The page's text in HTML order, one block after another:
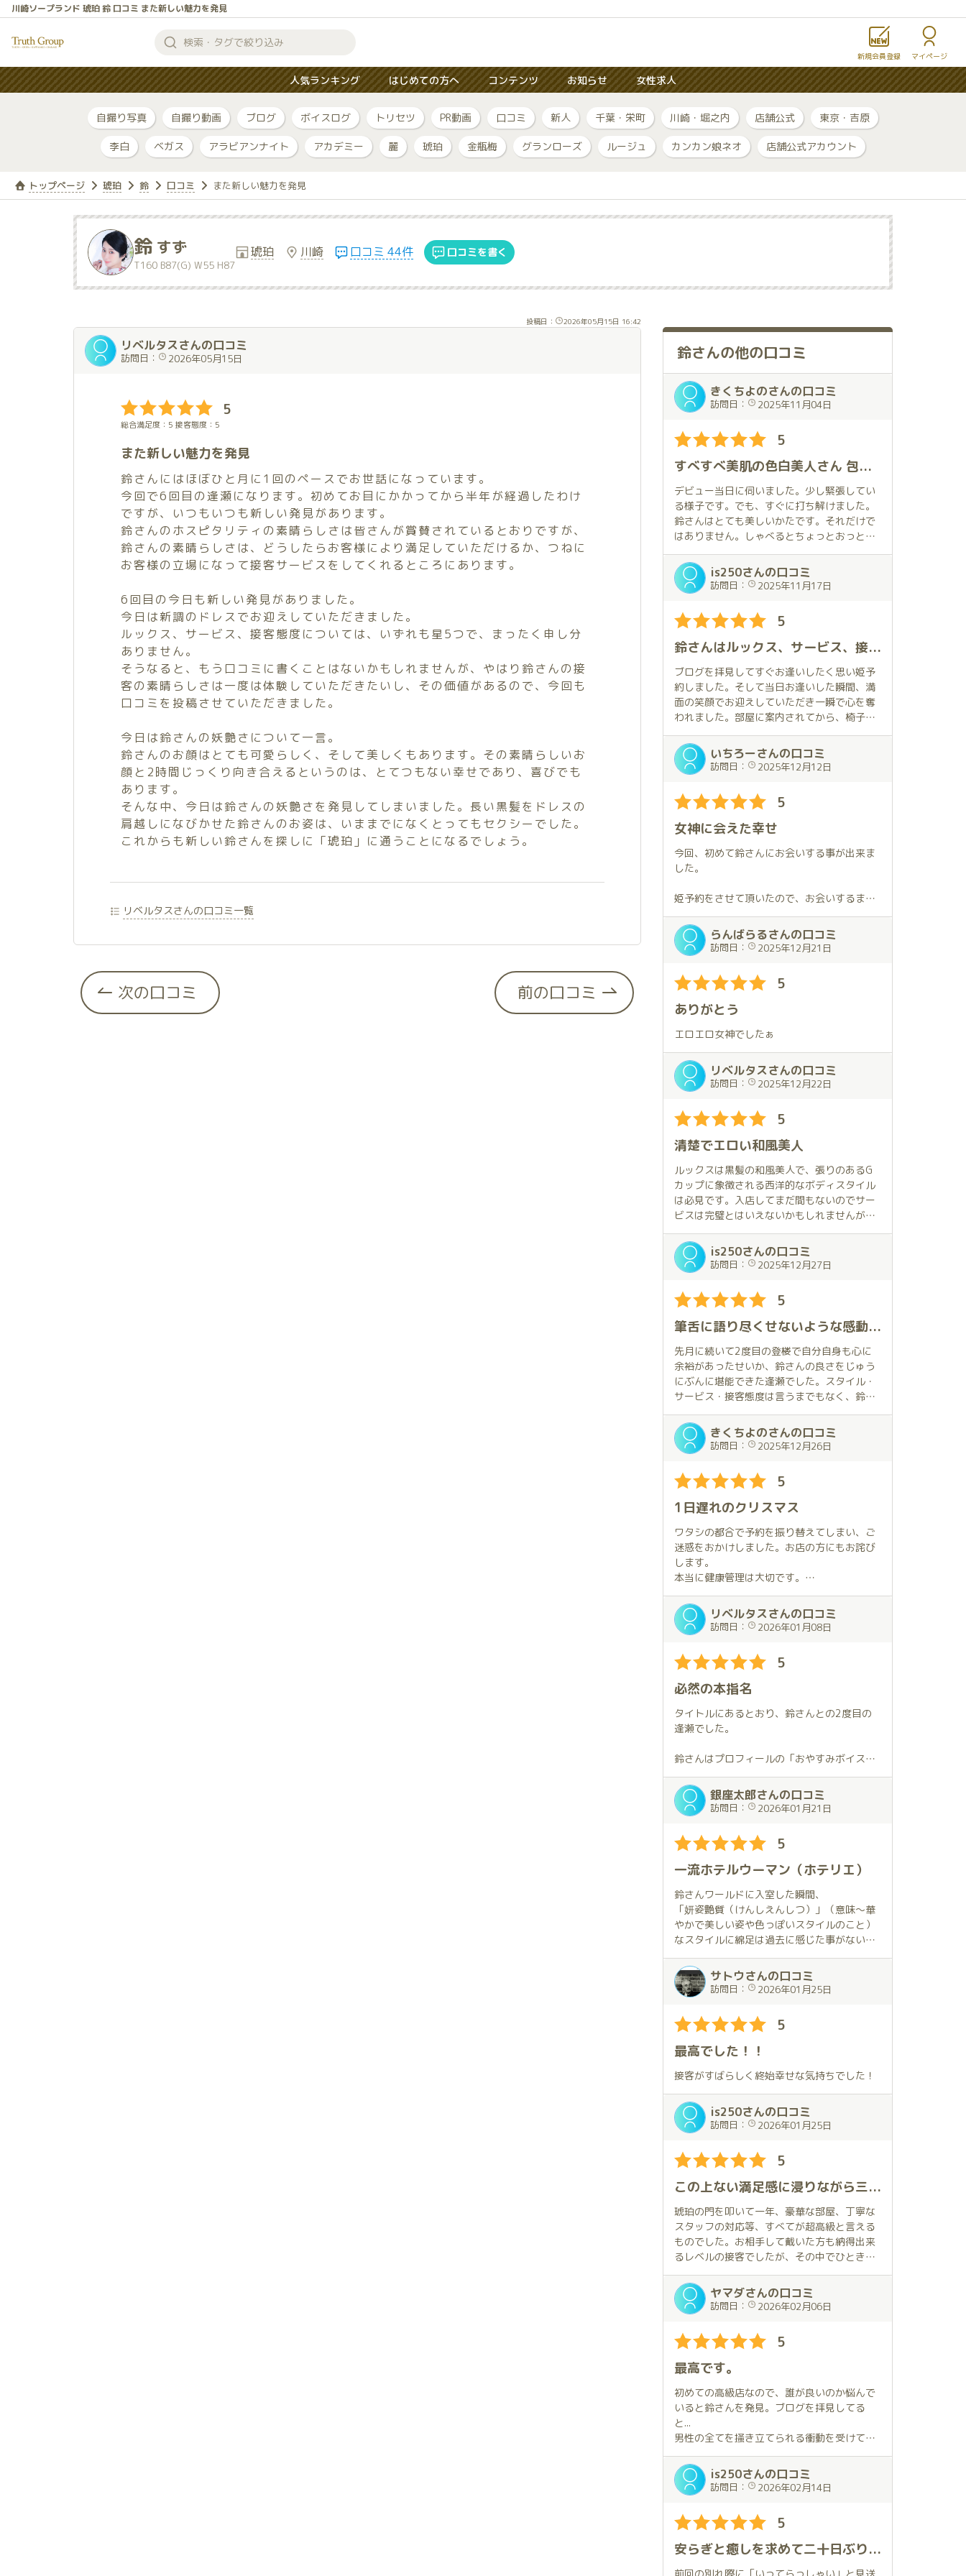
川崎ソープランド 琥珀 鈴 口コミ また新しい魅力を発見
索
す
る
新規会員登録 マイページ
人気ランキング はじめての方へ コンテンツ お知らせ 女性求人
自撮り写真 自撮り動画 ブログ ボイスログ トリセツ PR動画 口コミ 新人 千葉・栄町 川崎・堀之内 店舗公式 東京・吉原
李白 ベガス アラビアンナイト アカデミー 麗 琥珀 金瓶梅 グランローズ ルージュ カンカン娘ネオ 店舗公式アカウント
トップページ 琥珀 鈴 口コミ また新しい魅力を発見
鈴 すず
T160 B87(G) W55 H87
琥珀 川崎 口コミ 44件 口コミを書く
投稿日： 2026年05月15日 16:42
リベルタスさんの口コミ
訪問日： 2026年05月15日
5
総合満足度：5 接客態度：5
また新しい魅力を発見
鈴さんにはほぼひと月に1回のペースでお世話になっています。
今回で6回目の逢瀬になります。初めてお目にかかってから半年が経過したわけ
ですが、いつもいつも新しい発見があります。
鈴さんのホスピタリティの素晴らしさは皆さんが賞賛されているとおりですが、
鈴さんの素晴らしさは、どうしたらお客様により満足していただけるか、つねに
お客様の立場になって接客サービスをしてくれるところにあります。
6回目の今日も新しい発見がありました。
今日は新調のドレスでお迎えしていただきました。
ルックス、サービス、接客態度については、いずれも星5つで、まったく申し分
ありません。
そうなると、もう口コミに書くことはないかもしれませんが、やはり鈴さんの接
客の素晴らしさは一度は体験していただきたいし、その価値があるので、今回も
口コミを投稿させていただきました。
今日は鈴さんの妖艶さについて一言。
鈴さんのお顔はとても可愛らしく、そして美しくもあります。その素晴らしいお
顔と2時間じっくり向き合えるというのは、とてつもない幸せであり、喜びでも
あります。
そんな中、今日は鈴さんの妖艶さを発見してしまいました。長い黒髪をドレスの
肩越しになびかせた鈴さんのお姿は、いままでになくとってもセクシーでした。
これからも新しい鈴さんを探しに「琥珀」に通うことになるでしょう。
リベルタスさんの口コミ一覧
次の口コミ 前の口コミ
鈴さんの他の口コミ
きくちよのさんの口コミ
訪問日： 2025年11月04日
5
すべすべ美肌の色白美人さん 包み込むような包容力があって癒されます ボディラインも美しい
デビュー当日に伺いました。少し緊張してい
る様子です。でも、すぐに打ち解けました。
鈴さんはとても美しいかたです。それだけで
はありません。しゃべるとちょっとおっとり
していて、ほんわかしてます。そのギャップ
も魅力です。
特筆すべきはそのすべすべ美肌。いつまでも
触っていたくなります。
スレンダーなボディにもかかわらず、美しい
乳房。形の良いヒップ。スタイル抜群です。
維持するために努力されていることが分かり
ます。
テクニックも素晴らしい。エッ○なところは
ちゃんとエッ○です。ずっと抱いていたくな
ります。
まだ部屋の勝手がわからず、あれこれ試して
たのはご愛嬌。きっとすぐに慣れることでし
ょう。
とっても魅力的なので、またすぐに会いに行
ってしまいそうです。
is250さんの口コミ
訪問日： 2025年11月17日
5
鈴さんはルックス、サービス、接客態度、すべてに満足できる素晴らしい女性です。清楚な物腰からは想像できないレベルのテクニックに翻弄されました。最高の出逢いに心から感謝します。
ブログを拝見してすぐお逢いしたく思い姫予
約しました。そして当日お逢いした瞬間、満
面の笑顔でお迎えしていただき一瞬で心を奪
われました。部屋に案内されてから、椅子に
こしかけた体制で服を脱がされ、鈴さんのド
レスを取ったその姿はかつて見たことがない
完璧なスタイルでした。その後のサービス、
接客態度、テクニックも素晴らしく大満足の
2時間を過ごすことが出来ました。必ずまた
お逢いしたくなる最高の女性です。
いちろーさんの口コミ
訪問日： 2025年12月12日
5
女神に会えた幸せ
今回、初めて鈴さんにお会いする事が出来ま
した。
姫予約をさせて頂いたので、お会いするまで
に何度か
遣り取りをさせて頂いたのですが、何時もほ
んとうに
文章が優しくて、人柄を感じました。
日記やグループに上がっている動画、そして
鈴さんの
声、それらを事前に拝見していたのですが、
お会い
した時の衝撃はそれらを全て上回っていまし
た。
ある程度の歳の方だとお分かりになると思い
ますが、
まさに地上に降りた最後の天使、が対面の場
所に
佇んでいたのです。
笑顔が素敵で、そして初めて耳にする鈴さん
の生声。
耳に心地よくて声だけで優しさに包まれてい
る感じに
なりました。
手を握って階段を上がりながら、私は気が付
いた事が
ありました。
お部屋に入り鈴さんからの挨拶が終わった時
にさっき
気が付いた事を鈴さんに伺いました。
それは握られた手がとても温かかったので
す。
女性の手を握らせて頂くと多分にして、冷た
さを感じる
事のほうが多いのですが、握った鈴さんの手
はほんとに
温かかったのです。
その事を聞いてみると、鈴さんから、帰って
きた答えは
手が冷たいと握った時に僕が冷たく感じて、
不快に
思ってしまうといけないので、先に手を温め
ておきましたとの答えが帰ってきました。
この答えに僕は感動しました。
気遣いがほんとに心地良かったです。
お話をしている時の鈴さんの独特な間合いや
声のトーン
す。
今までに出会った事のない空間に僕は引き込
まれていました。
これはまさに唯一無二の素敵な空間に僕はい
るのだと
話しながら思っていました。
プレイに至っては細部に至るまで気遣いが行
き届いていて心地がいいものでした。
またこの空間を体験したくて、次の予約もそ
の場で
取らせて頂きました。
唯一無二の鈴ワールド沼にどっぷりとはまっ
てしまいました。
らんばらるさんの口コミ
訪問日： 2025年12月21日
5
ありがとう
エロエロ女神でしたぁ
リベルタスさんの口コミ
訪問日： 2025年12月22日
5
清楚でエロい和風美人
ルックスは黒髪の和風美人で、張りのあるG
カップに象徴される西洋的なボディスタイル
は必見です。入店してまだ間もないのでサー
ビスは完璧とはいえないかもしれませんが、
技を習得しようという強い意欲が感じられま
す。相手の気持ちを尊重した接客態度は申し
分ありません。一瞬にして虜になってしまい
ました。お嫁さんにしてみたいような女性で
す。
そして新人ながらも十分なエロさを備えてい
ます。美しく可愛いらしいお口でイチモツを
加える姿は何とも魅惑的です。とても敏感で
感じやすいお嬢様で、部屋中に響き渡る”喘ぎ
声”は演技”ではないかと思われるかもしれま
せんが、彼女としっかり接してみれば、それ
が”本物”であることが理解されます。
is250さんの口コミ
訪問日： 2025年12月27日
5
筆舌に語り尽くせないような感動を与えてくれる鈴さんは、「百聞は一見にしかず」の存在と言える価値あるキャストであることを保証します。皆さんこの感動を是非一度体験してみては如何でしょうか！
先月に続いて2度目の登楼で自分自身も心に
余裕があったせいか、鈴さんの良さをじゅう
にぶんに堪能できた逢瀬でした。スタイル・
サービス・接客態度は言うまでもなく、鈴さ
んの醸し出す極上の優しさは特筆すべき長所
であり、この業界で稀有な存在と言えます。
自分にとってはどストライクの女性であるが
故に、これ以上を求める必要がないことも付
け加えることができます。これからも定期的
に通い続けて、鈴さんの懐の深さを体験でき
ることを楽しみにしています。
きくちよのさんの口コミ
訪問日： 2025年12月26日
5
1日遅れのクリスマス
ワタシの都合で予約を振り替えてしまい、ご
迷惑をおかけしました。お店の方にもお詫び
します。
本当に健康管理は大切です。
さて、鈴さんとの2度目の対面になります。
もともと12月の上旬とクリスマス当日にお会
いする予定でしたが、自分の不節制のため、
体調不良により、クリスマス翌日にお会いす
ることになりました。
琥珀さんでお会いするのは2回目ですが、前
の店でも仲良くさせていただいてました。た
だ、イベント日に会うことはなかったので、
するのは初めてです。ドキドキ。
可愛い格好するとの予告があったので楽しみ
にしてましたが、予告に違わず、実に可愛ら
しいサンタさんのコスチュームを見せていた
だきました。コスプレもいけるんですね。楽
しみが増えました。
可愛い笑顔、すばらしいスタイル、すべすべ
の美肌などなど魅力は相変わらずです。今回
はサンタコスを着たまま、いちゃいちゃして
もらい、興奮度も増し増しです。
今年の姫納めになりましたが、最高の体験が
できたと思います。来年の姫始めもお願いし
ちゃおうかな。
リベルタスさんの口コミ
訪問日： 2026年01月08日
5
必然の本指名
タイトルにあるとおり、鈴さんとの2度目の
逢瀬でした。
鈴さんはプロフィールの「おやすみボイス」
から受ける印象そのままの落ち着いた女性で
す。お顔もお声にマッチした和風のお嬢様で
す。ただし、ボディの方はGカップの素晴ら
しいダイナミックなスタイルです。これはち
ょっと、あのお声からは想像できないかも。
お肌も白く、すべすべしていて、こういう方
の密着サービスを受けられるのは男冥利につ
きます。テクニックは申し分ありません。
サービス精神旺盛な鈴さんは、お客様にさら
に満足していただきたいと、くぐり椅子の講
習を受けられたということで、今回は椅子の
プレイも所望しました。こちらの背後から椅
子をくぐって、鈴さんが優しく微笑みながら
お顔を見せて、椅子の下から顔を上げ、可愛
いお口でこちらのイチモツを咥える姿は、ま
さしく芸術作品といえるでしょう。
鈴さんの優れているのは男を喜ばせるテクニ
ックだけではありません。何といっても彼女
の最大の魅力は、お客様に対する優しく、温
かく、心のこもった接客態度です。これでは
誰もが彼女の虜になってしまうでしょう。
次回も鈴さんを指名してしまうのは必然なの
です！
銀座太郎さんの口コミ
訪問日： 2026年01月21日
5
一流ホテルウーマン（ホテリエ）
鈴さんワールドに入室した瞬間、
「妍姿艶質（けんしえんしつ）」（意味～華
やかで美しい姿や色っぽいスタイルのこと）
なスタイルに綿足は過去に感じた事がない心
の鼓動を感じました。
彼女のブログを見ると、特有の整った文体で
性格の優しさ、相手を思いやる心遣い、気品
のある言葉が多く散りばめられています。
さて、鈴さんの均整のとれたスタイルによる
サービスは、彼女の体が私の体に密着した時
の感じは、心の安定感が醸成され、日頃のス
トレスが一気に消える夢心地でした。
話し方は気持ちが落ち着くゆっくりとした安
定感のある可愛らしい話し方で、非常に癒さ
れます。
そして、全体の心遣いは一流ホテルの非日常
空間に絶えず浸っている感じでした。
さすが琥珀は超一流店に相応しいお店でし
た。
サトウさんの口コミ
訪問日： 2026年01月25日
5
最高でした！！
接客がすばらしく終始幸せな気持ちでした！
is250さんの口コミ
訪問日： 2026年01月25日
5
この上ない満足感に浸りながら三度目の口コミを書いています。今回もお互いの相性と鈴さんの感度の良さが相乗効果を成して、極上の癒しを体感出来ました。詳細は口コミ本編をご覧ください。
琥珀の門を叩いて一年、豪華な部屋、丁寧な
スタッフの対応等、すべてが超高級と言える
ものでした。お相手して戴いた方も納得出来
るレベルの接客でしたが、その中でひときわ
輝く特別の存在が「癒しの女王」とも言うべ
き鈴さんです。
美しいお顔立ち、完璧に磨かれたお身体と優
しいお心遣いが他の追随を許さないストロン
グポイントです。加えて落ち着いた雰囲気か
らは想像し難いスペシャルな技巧は、天賦の
才と言えるでしょう。蕩けるような舌使い、
静寂を切り裂くが如き喘ぎ声、断末魔かと思
わせるオーガズムに伴う激しい痙攣、それら
のすべてが自分史上最高の体験でした。
快楽の迷宮に入り込んでしまったら最後、計
り知れない昂揚感から容易に抜け出せないこ
とに気付くのです。そして、そのことを覚悟
して安らぎの時間を満喫できる自分は本当に
幸せな男だと実感しています。
これまで数多の女性と対峙して、ようやく
100%理想の「心技体」を併せ持つ女性に巡
ヤマダさんの口コミ
訪問日： 2026年02月06日
5
最高です。
初めての高級店なので、誰が良いのか悩んで
いると鈴さんを発見。ブログを拝見してる
と...
男性の全てを掻き立てられる衝動を受けて、
お店にGO。
拝見した瞬間、パーフェクト！
スタイル良し、ルックス良し！
特にバスト好きな方はたまりません！
私はまた伺います。
is250さんの口コミ
訪問日： 2026年02月14日
5
安らぎと癒しを求めて二十日ぶりの訪問となります。今回の口コミは鈴さんと対面して部屋で過ごし、そして退室してお別れするまでを時系列に沿って報告します。内容は本編をご覧ください。